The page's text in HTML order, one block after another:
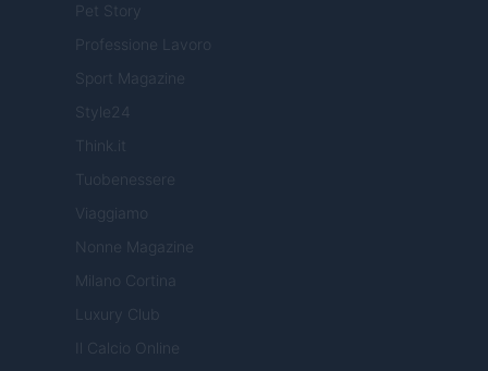
Pet Story
Professione Lavoro
Sport Magazine
Style24
Think.it
Tuobenessere
Viaggiamo
Nonne Magazine
Milano Cortina
Luxury Club
Il Calcio Online